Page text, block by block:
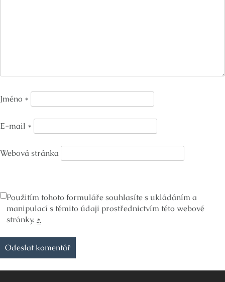
Jméno *
E-mail *
Webová stránka
Použitím tohoto formuláře souhlasíte s ukládáním a
manipulací s těmito údaji prostřednictvím této webové
stránky. *